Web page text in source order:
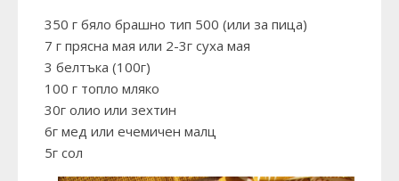
350 г бяло брашно тип 500 (или за пица)
7 г прясна мая или 2-3г суха мая
3 белтъка (100г)
100 г топло мляко
30г олио или зехтин
6г мед или ечемичен малц
5г сол